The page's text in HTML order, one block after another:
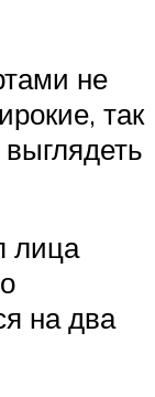
не
так
выглядеть
лица
на два